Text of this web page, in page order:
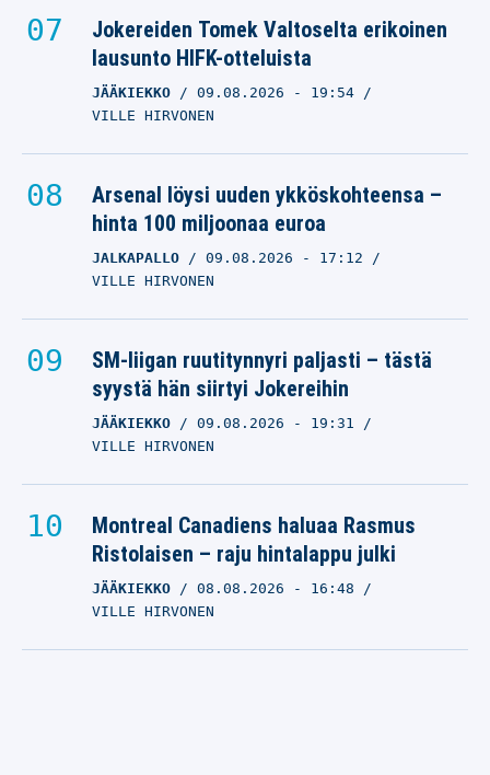
Jokereiden Tomek Valtoselta erikoinen
lausunto HIFK-otteluista
JÄÄKIEKKO 09.08.2026 - 19:54
VILLE HIRVONEN
Arsenal löysi uuden ykköskohteensa –
hinta 100 miljoonaa euroa
JALKAPALLO 09.08.2026 - 17:12
VILLE HIRVONEN
SM-liigan ruutitynnyri paljasti – tästä
syystä hän siirtyi Jokereihin
JÄÄKIEKKO 09.08.2026 - 19:31
VILLE HIRVONEN
Montreal Canadiens haluaa Rasmus
Ristolaisen – raju hintalappu julki
JÄÄKIEKKO 08.08.2026 - 16:48
VILLE HIRVONEN